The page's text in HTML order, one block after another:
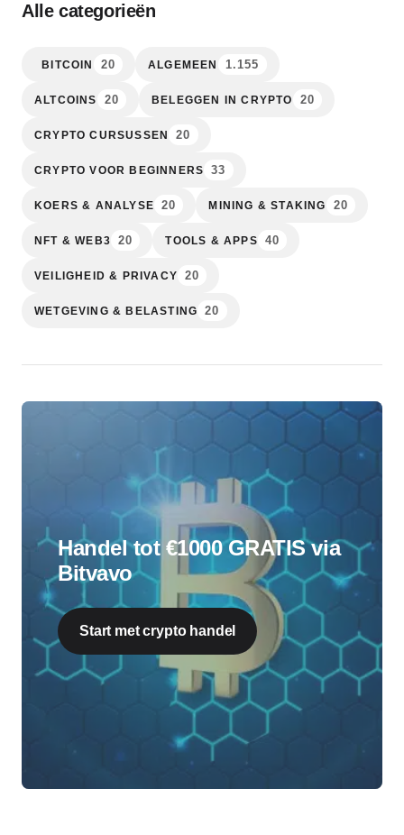
Alle categorieën
BITCOIN 20 ALGEMEEN 1.155
ALTCOINS 20 BELEGGEN IN CRYPTO 20
CRYPTO CURSUSSEN 20
CRYPTO VOOR BEGINNERS 33
KOERS & ANALYSE 20 MINING & STAKING 20
NFT & WEB3 20 TOOLS & APPS 40
VEILIGHEID & PRIVACY 20
WETGEVING & BELASTING 20
Handel tot €1000 GRATIS via
Bitvavo
Start met crypto handel